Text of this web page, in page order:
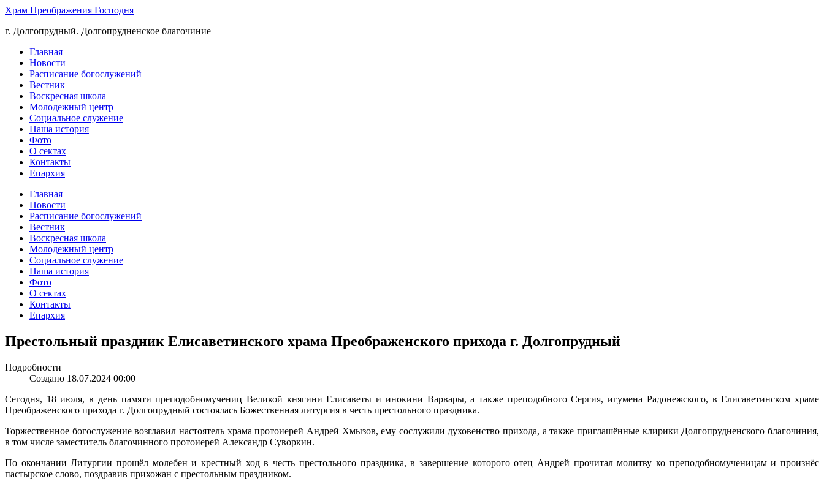
Храм Преображения Господня
г. Долгопрудный. Долгопрудненское благочиние
Главная
Новости
Расписание богослужений
Вестник
Воскресная школа
Молодежный центр
Социальное служение
Наша история
Фото
О сектах
Контакты
Епархия
Главная
Новости
Расписание богослужений
Вестник
Воскресная школа
Молодежный центр
Социальное служение
Наша история
Фото
О сектах
Контакты
Епархия
Престольный праздник Елисаветинского храма Преображенского прихода г. Долгопрудный
Подробности
Создано 18.07.2024 00:00
Сегодня, 18 июля, в день памяти преподобномучениц Великой княгини Елисаветы и инокини Варвары, а также преподобного Сергия, игумена Радонежского, в Елисаветинском храме
Преображенского прихода г. Долгопрудный состоялась Божественная литургия в честь престольного праздника.
Торжественное богослужение возглавил настоятель храма протоиерей Андрей Хмызов, ему сослужили духовенство прихода, а также приглашённые клирики Долгопрудненского благочиния,
в том числе заместитель благочинного протоиерей Александр Суворкин.
По окончании Литургии прошёл молебен и крестный ход в честь престольного праздника, в завершение которого отец Андрей прочитал молитву ко преподобномученицам и произнёс
пастырское слово, поздравив прихожан с престольным праздником.